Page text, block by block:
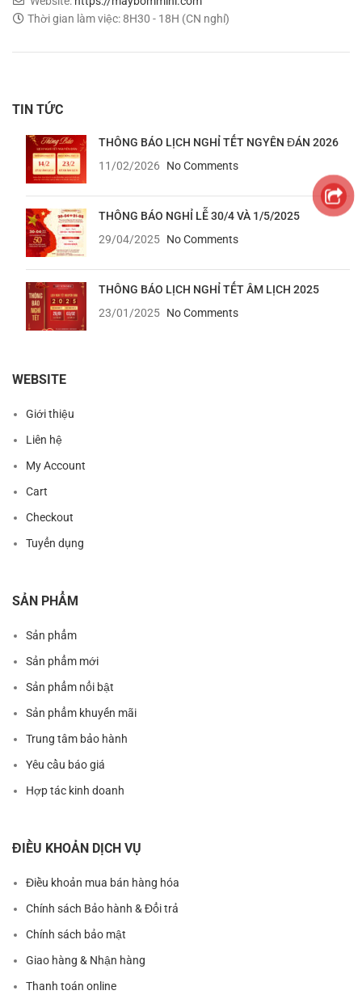
Thời gian làm việc: 8H30 - 18H (CN nghỉ)
TIN TỨC
THÔNG BÁO LỊCH NGHỈ TẾT NGYÊN ĐÁN 2026
11/02/2026
No Comments
THÔNG BÁO NGHỈ LỄ 30/4 VÀ 1/5/2025
29/04/2025 No Comments
THÔNG BÁO LỊCH NGHỈ TẾT ÂM LỊCH 2025
23/01/2025 No Comments
WEBSITE
Giới thiệu
Liên hệ
My Account
Cart
Checkout
Tuyển dụng
SẢN PHẨM
Sản phẩm
Sản phẩm mới
Sản phẩm nổi bật
Sản phẩm khuyến mãi
Trung tâm bảo hành
Yêu cầu báo giá
Hợp tác kinh doanh
ĐIỀU KHOẢN DỊCH VỤ
Điều khoản mua bán hàng hóa
Chính sách Bảo hành & Đổi trả
Chính sách bảo mật
Giao hàng & Nhận hàng
Thanh toán online